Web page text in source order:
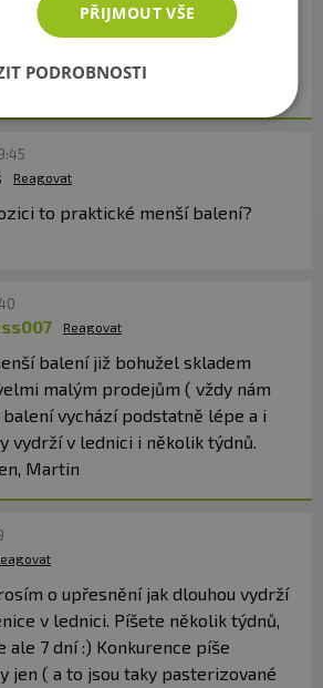
Reagovat
bychom měli mít nejpozději
den, Tereza
Reagovat
to praktické menší balení?
Reagovat
balení již bohužel skladem
malým prodejům ( vždy nám
vychází podstatně lépe a i
vydrží v lednici i několik týdnů.
Martin
o upřesnění jak dlouhou vydrží
v lednici. Píšete několik týdnů,
ale 7 dní :) Konkurence píše
jen ( a to jsou taky pasterizované
PŘIJMOUT VŠE
PODROBNOSTI